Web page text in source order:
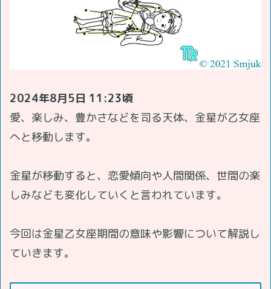
2024年8月5日 11:23頃
愛、楽しみ、豊かさなどを司る天体、金星が乙女座
へと移動します。
金星が移動すると、恋愛傾向や人間関係、世間の楽
しみなども変化していくと言われています。
今回は金星乙女座期間の意味や影響について解説し
ていきます。